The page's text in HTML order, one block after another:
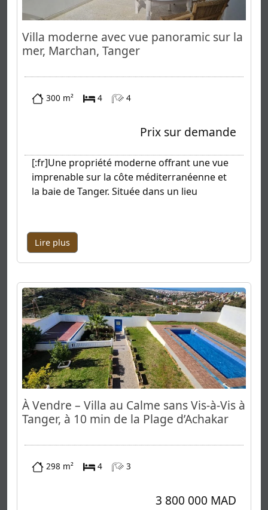
Villa moderne avec vue panoramic sur la
mer, Marchan, Tanger
300 m² 4 4
Prix sur demande
[:fr]Une propriété moderne offrant une vue
imprenable sur la côte méditerranéenne et
la baie de Tanger. Située dans un lieu
Lire plus
À Vendre – Villa au Calme sans Vis-à-Vis à
Tanger, à 10 min de la Plage d’Achakar
298 m² 4 3
3 800 000 MAD